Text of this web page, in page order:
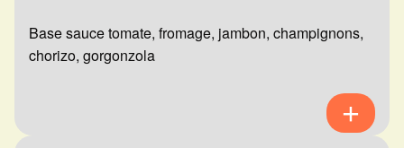
Base sauce tomate, fromage, jambon, champignons,
chorizo, gorgonzola